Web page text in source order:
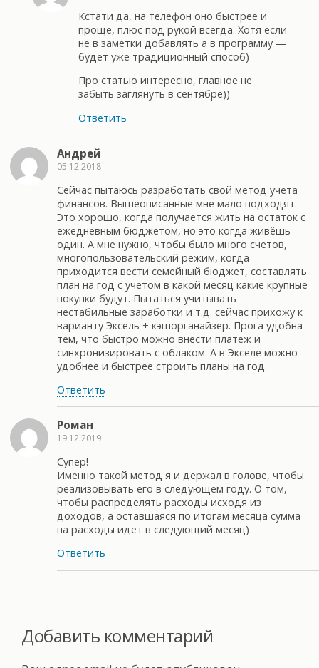
Кстати да, на телефон оно быстрее и
проще, плюс под рукой всегда. Хотя если
не в заметки добавлять а в программу —
будет уже традиционный способ)
Про статью интересно, главное не
забыть заглянуть в сентябре))
Ответить
Андрей
05.12.2018
Сейчас пытаюсь разработать свой метод учёта
финансов. Вышеописанные мне мало подходят.
Это хорошо, когда получается жить на остаток с
ежедневным бюджетом, но это когда живёшь
один. А мне нужно, чтобы было много счетов,
многопользовательский режим, когда
приходится вести семейный бюджет, составлять
план на год с учётом в какой месяц какие крупные
покупки будут. Пытаться учитывать
нестабильные заработки и т.д. сейчас прихожу к
варианту Эксель + кэшорганайзер. Прога удобна
тем, что быстро можно внести платеж и
синхронизировать с облаком. А в Экселе можно
удобнее и быстрее строить планы на год.
Ответить
Роман
19.12.2019
Супер!
Именно такой метод я и держал в голове, чтобы
реализовывать его в следующем году. О том,
чтобы распределять расходы исходя из
доходов, а оставшаяся по итогам месяца сумма
на расходы идет в следующий месяц)
Ответить
Добавить комментарий